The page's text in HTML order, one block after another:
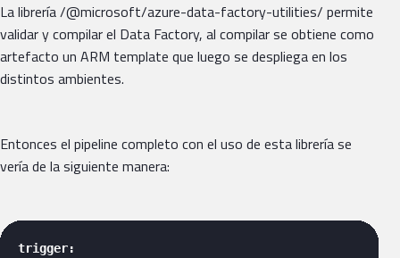
La librería /@microsoft/azure-data-factory-utilities/ permite
validar y compilar el Data Factory, al compilar se obtiene como
artefacto un ARM template que luego se despliega en los
distintos ambientes.
Entonces el pipeline completo con el uso de esta librería se
vería de la siguiente manera:
trigger: